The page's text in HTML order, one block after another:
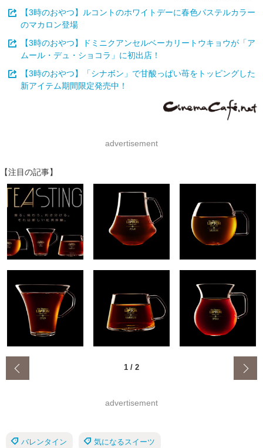
【3時のおやつ】ルコントのホワイトデーに春色パステルカラー
のマカロン登場
【3時のおやつ】ドミニクアンセルベーカリートウキョウが「ア
ムール・デュ・ショコラ」に初出店！
【3時のおやつ】「シナボン」で甘酸っぱい苺をトッピングした
新アイテム期間限定発売中！
advertisement
【注目の記事】
1 / 2
advertisement
バレンタイン 気になるスイーツ